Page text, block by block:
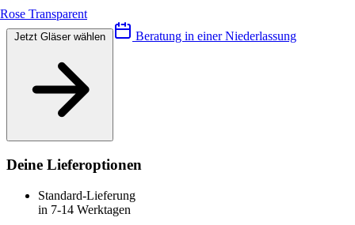
Rose Transparent
Beratung in einer Niederlassung
Deine Lieferoptionen
Standard-Lieferung
in 7-14 Werktagen